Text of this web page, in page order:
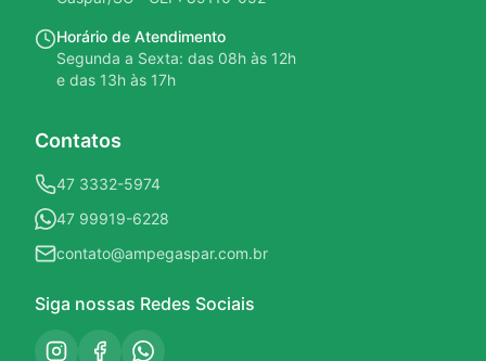
Horário de Atendimento
Segunda a Sexta: das 08h às 12h
e das 13h às 17h
Contatos
47 3332-5974
47 99919-6228
contato@ampegaspar.com.br
Siga nossas Redes Sociais